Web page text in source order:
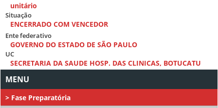
unitário
Situação
ENCERRADO COM VENCEDOR
Ente federativo
GOVERNO DO ESTADO DE SÃO PAULO
UC
SECRETARIA DA SAUDE HOSP. DAS CLINICAS, BOTUCATU
Fase Preparatória